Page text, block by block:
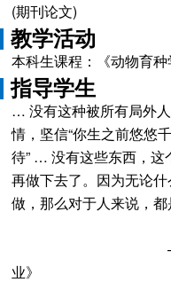
(期刊论文)
教学活动
本科生课程：《动物育种
指导学生
… 没有这种被所有局外
情，坚信“你生之前悠悠
待” … 没有这些东西，这
再做下去了。因为无论
做，那么对于人来说，都
——马克思·
业》
Max Weber